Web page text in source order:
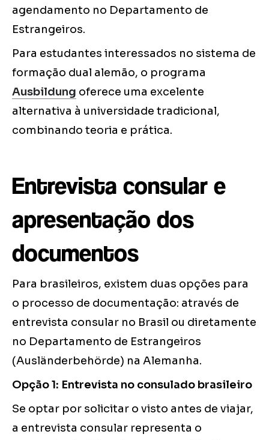
agendamento no Departamento de
Estrangeiros.
Para estudantes interessados no sistema de
formação dual alemão, o programa
Ausbildung oferece uma excelente
alternativa à universidade tradicional,
combinando teoria e prática.
Entrevista consular e
apresentação dos
documentos
Para brasileiros, existem duas opções para
o processo de documentação: através de
entrevista consular no Brasil ou diretamente
no Departamento de Estrangeiros
(Ausländerbehörde) na Alemanha.
Opção 1: Entrevista no consulado brasileiro
Se optar por solicitar o visto antes de viajar,
a entrevista consular representa o